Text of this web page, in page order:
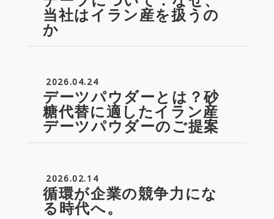
当社はイラン産を扱うの
か
2026.04.24
デーツパウダーとは？砂
糖代替に適したイラン産
デーツパウダーのご提案
2026.02.14
循環が企業の競争力にな
る時代へ。